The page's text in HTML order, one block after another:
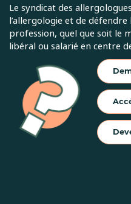
Le syndicat des
l’allergologie et de
profession, quel que soit le
libéral ou salarié en centre